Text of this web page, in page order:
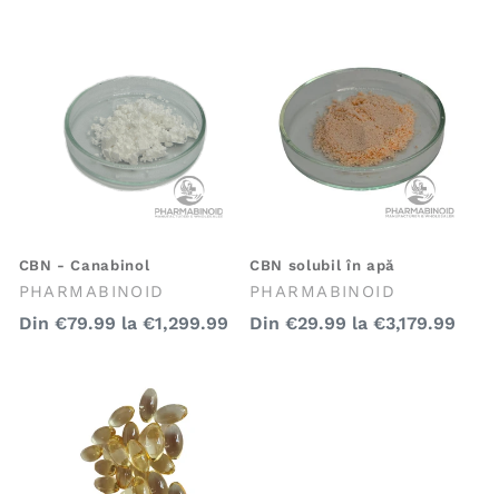
i
e
:
CBN - Canabinol
Furnizor:
PHARMABINOID
Preț
Din €79.99 la €1,299.99
CBN solubil în apă
Furnizor:
PHARMABINOID
Preț
Din €29.99 la €3,179.99